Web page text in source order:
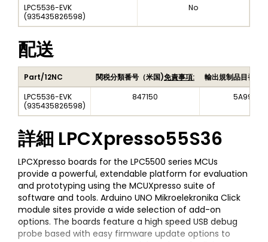
LPC5536-EVK
(935435826598)
No
配送
Part/12NC 関税分類番号（米国)免責事項:
輸出規制品目番号
LPC5536-EVK
(935435826598)
847150 5A992C
詳細 LPCXpresso55S36
LPCXpresso boards for the LPC5500 series MCUs
provide a powerful, extendable platform for evaluation
and prototyping using the MCUXpresso suite of
software and tools. Arduino UNO Mikroelekronika Click
module sites provide a wide selection of add-on
options. The boards feature a high speed USB debug
probe based with easy firmware update options to